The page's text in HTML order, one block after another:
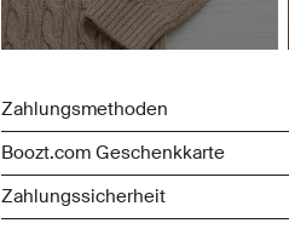
Zahlung
Zahlungsmethoden
Boozt.com Geschenkkarte
Zahlungssicherheit